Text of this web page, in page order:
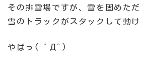
その排雪場ですが、雪を固めた
雪のトラックがスタックして動
やばっ( ﾟДﾟ)